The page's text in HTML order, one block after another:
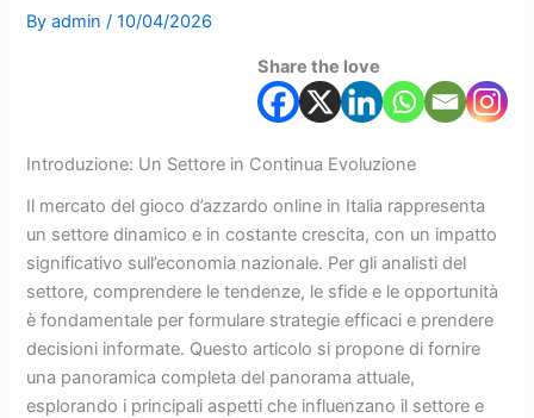
Byadmin/10/04/2026
Share the love
Introduzione: Un Settore in Continua Evoluzione
Il mercato del gioco d’azzardo online in Italia rappresenta
un settore dinamico e in costante crescita, con un impatto
significativo sull’economia nazionale. Per gli analisti del
settore, comprendere le tendenze, le sfide e le opportunità
è fondamentale per formulare strategie efficaci e prendere
decisioni informate. Questo articolo si propone di fornire
una panoramica completa del panorama attuale,
esplorando i principali aspetti che influenzano il settore e